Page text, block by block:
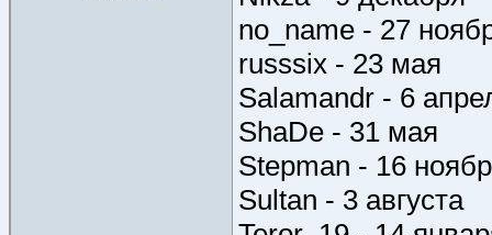
no_name - 27
russsix - 23 мая
Salamandr - 6
ShaDe - 31 мая
Stepman - 16
Sultan - 3 августа